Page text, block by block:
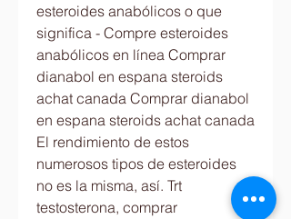
esteroides anabólicos o que
significa - Compre esteroides
anabólicos en línea Comprar
dianabol en espana steroids
achat canada Comprar dianabol
en espana steroids achat canada
El rendimiento de estos
numerosos tipos de esteroides
no es la misma, así. Trt
testosterona, comprar